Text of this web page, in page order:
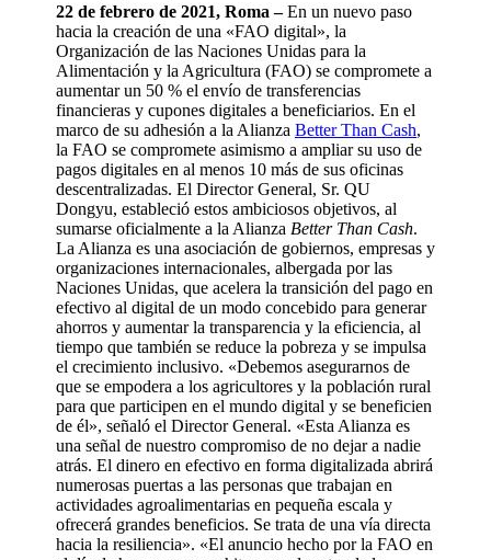
22 de febrero de 2021, Roma –En un nuevo paso
hacia la creación de una «FAO digital», la
Organización de las Naciones Unidas para la
Alimentación y la Agricultura (FAO) se compromete a
aumentar un 50 % el envío de transferencias
financieras y cupones digitales a beneficiarios. En el
marco de su adhesión a la Alianza Better Than Cash,
la FAO se compromete asimismo a ampliar su uso de
pagos digitales en al menos 10 más de sus oficinas
descentralizadas. El Director General, Sr. QU
Dongyu, estableció estos ambiciosos objetivos, al
sumarse oficialmente a la Alianza Better Than Cash.
La Alianza es una asociación de gobiernos, empresas y
organizaciones internacionales, albergada por las
Naciones Unidas, que acelera la transición del pago en
efectivo al digital de un modo concebido para generar
ahorros y aumentar la transparencia y la eficiencia, al
tiempo que también se reduce la pobreza y se impulsa
el crecimiento inclusivo. «Debemos asegurarnos de
que se empodera a los agricultores y la población rural
para que participen en el mundo digital y se beneficien
de él», señaló el Director General. «Esta Alianza es
una señal de nuestro compromiso de no dejar a nadie
atrás. El dinero en efectivo en forma digitalizada abrirá
numerosas puertas a las personas que trabajan en
actividades agroalimentarias en pequeña escala y
ofrecerá grandes beneficios. Se trata de una vía directa
hacia la resiliencia». «El anuncio hecho por la FAO en